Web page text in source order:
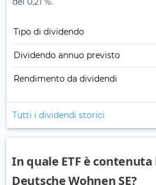
Tipo di dividendo
Dividendo annuo previsto
Rendimento da dividendi
Tutti i dividendi storici
In quale ETF è contenuta
Deutsche Wohnen SE?